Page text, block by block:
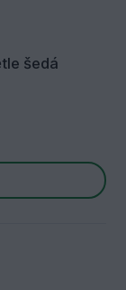
šedá